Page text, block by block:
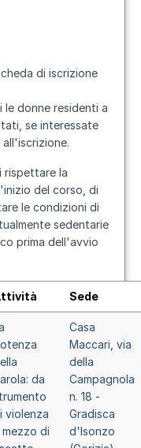
di iscrizione
le donne residenti a
se interessate
rispettare la
del corso, di
le condizioni di
sedentarie
prima dell'avvio
Sede
da
violenza
mezzo di
Casa
Maccari, via
della
Campagnola
n. 18 -
Gradisca
d'Isonzo